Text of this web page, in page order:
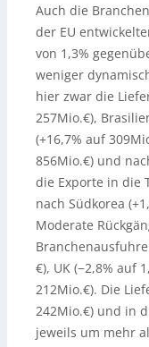
Auch die
der EU
von 1,3%
weniger
hier zwar die
257Mio.€),
(+16,7% auf
856Mio.€) und
die Exporte in die
nach Südkorea
Moderate
€), UK (−2,8% auf
212Mio.€). Die
242Mio.€) und in
jeweils um mehr